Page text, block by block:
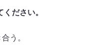
ださい。
う。